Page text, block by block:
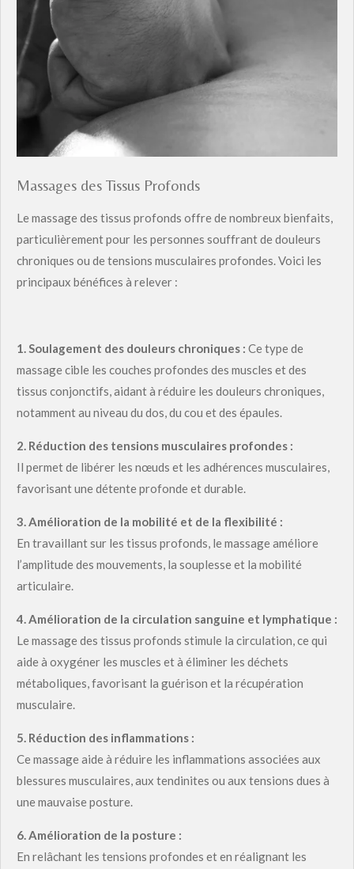
Massages des Tissus Profonds
Le massage des tissus profonds offre de nombreux bienfaits,
particulièrement pour les personnes souffrant de douleurs
chroniques ou de tensions musculaires profondes. Voici les
principaux bénéfices à relever :
1.Soulagement des douleurs chroniques : Ce type de
massage cible les couches profondes des muscles et des
tissus conjonctifs, aidant à réduire les douleurs chroniques,
notamment au niveau du dos, du cou et des épaules.
2. Réduction des tensions musculaires profondes :
Il permet de libérer les nœuds et les adhérences musculaires,
favorisant une détente profonde et durable.
3.Amélioration de la mobilité et de la flexibilité :
En travaillant sur les tissus profonds, le massage améliore
l’amplitude des mouvements, la souplesse et la mobilité
articulaire.
4.Amélioration de la circulation sanguine et lymphatique :
Le massage des tissus profonds stimule la circulation, ce qui
aide à oxygéner les muscles et à éliminer les déchets
métaboliques, favorisant la guérison et la récupération
musculaire.
5. Réduction des inflammations :
Ce massage aide à réduire les inflammations associées aux
blessures musculaires, aux tendinites ou aux tensions dues à
une mauvaise posture.
6.Amélioration de la posture :
En relâchant les tensions profondes et en réalignant les